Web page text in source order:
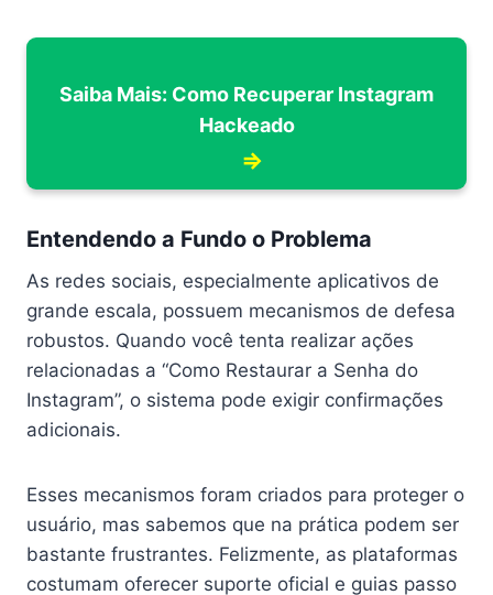
Saiba Mais: Como Recuperar Instagram
Hackeado
⇒
Entendendo a Fundo o Problema
As redes sociais, especialmente aplicativos de
grande escala, possuem mecanismos de defesa
robustos. Quando você tenta realizar ações
relacionadas a “Como Restaurar a Senha do
Instagram”, o sistema pode exigir confirmações
adicionais.
Esses mecanismos foram criados para proteger o
usuário, mas sabemos que na prática podem ser
bastante frustrantes. Felizmente, as plataformas
costumam oferecer suporte oficial e guias passo